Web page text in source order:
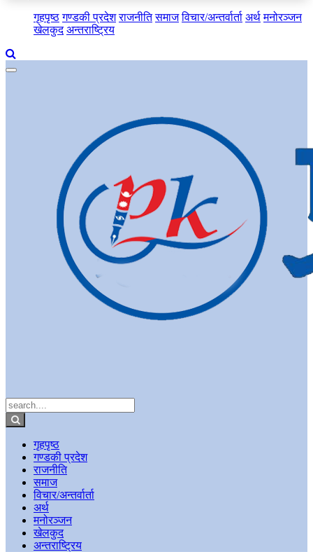
गृहपृष्ठ गण्डकी प्रदेश राजनीति समाज विचार/अन्तर्वार्ता अर्थ मनोरञ्जन
खेलकुद अन्तराष्ट्रिय
गृहपृष्ठ
गण्डकी प्रदेश
राजनीति
समाज
विचार/अन्तर्वार्ता
अर्थ
मनोरञ्जन
खेलकुद
अन्तराष्ट्रिय